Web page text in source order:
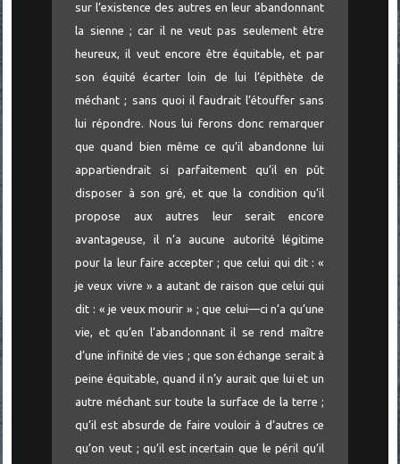
sur l’existence des autres en leur abandonnant
la sienne ; car il ne veut pas seulement être
heureux, il veut encore être équitable, et par
son équité écarter loin de lui l’épithète de
méchant ; sans quoi il faudrait l’étouffer sans
lui répondre. Nous lui ferons donc remarquer
que quand bien même ce qu’il abandonne lui
appartiendrait si parfaitement qu’il en pût
disposer à son gré, et que la condition qu’il
propose aux autres leur serait encore
avantageuse, il n’a aucune autorité légitime
pour la leur faire accepter ; que celui qui dit : «
je veux vivre » a autant de raison que celui qui
dit : « je veux mourir » ; que celui—ci n’a qu’une
vie, et qu’en l’abandonnant il se rend maître
d’une infinité de vies ; que son échange serait à
peine équitable, quand il n’y aurait que lui et un
autre méchant sur toute la surface de la terre ;
qu’il est absurde de faire vouloir à d’autres ce
qu’on veut ; qu’il est incertain que le péril qu’il